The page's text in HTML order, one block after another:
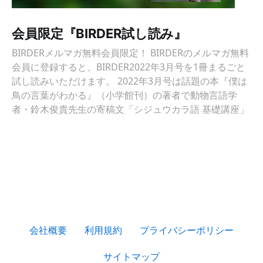
会員限定『BIRDER試し読み』
BIRDERメルマガ無料会員限定！ BIRDERのメルマガ無料
会員に登録すると、BIRDER2022年3月号を1冊まるごと
試し読みいただけます。 2022年3月号は話題の本『僕は
鳥の言葉がわかる』（小学館刊）の著者で動物言語学
者・鈴木俊貴先生の寄稿文「シジュウカラ語 基礎講座」
会社概要 利用規約 プライバシーポリシー
サイトマップ